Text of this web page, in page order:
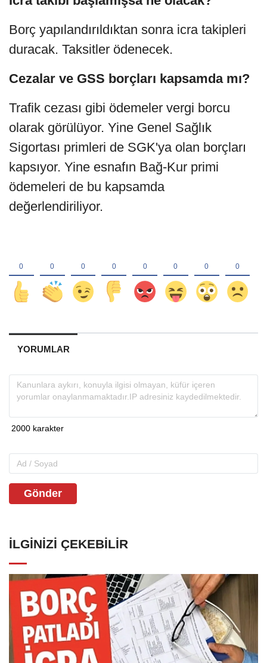
Borç yapılandırıldıktan sonra icra takipleri
duracak. Taksitler ödenecek.
Cezalar ve GSS borçları kapsamda mı?
Trafik cezası gibi ödemeler vergi borcu
olarak görülüyor. Yine Genel Sağlık
Sigortası primleri de SGK'ya olan borçları
kapsıyor. Yine esnafın Bağ-Kur primi
ödemeleri de bu kapsamda
değerlendiriliyor.
YORUMLAR
Gönder
İLGINIZI ÇEKEBILIR